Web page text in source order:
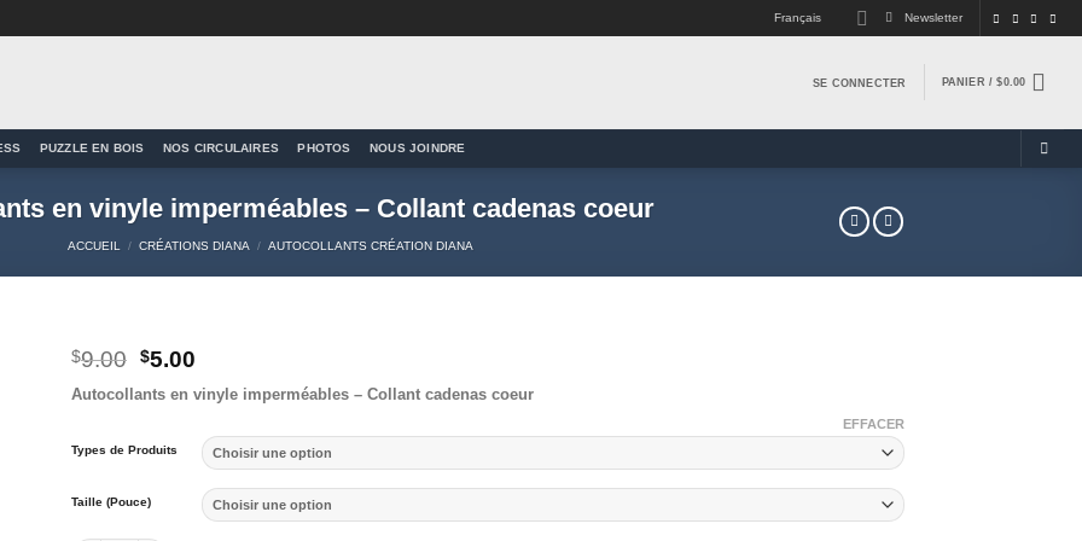
Français Newsletter
SE CONNECTER PANIER /$0.00
PUZZLE EN BOIS NOS CIRCULAIRES PHOTOS NOUS JOINDRE
en vinyle imperméables – Collant cadenas coeur
ACCUEIL / CRÉATIONS DIANA / AUTOCOLLANTS CRÉATION DIANA
$9.00 Le
initial
$9.00.
$5.00Le
prix
actuel
$5.00.
Autocollants en vinyle imperméables – Collant cadenas coeur
Types de Produits
Taille (Pouce)
EFFACER